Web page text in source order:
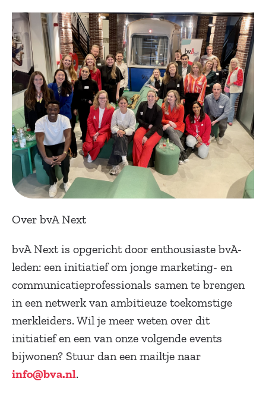
Over bvA Next
bvA Next is opgericht door enthousiaste bvA-
leden: een initiatief om jonge marketing- en
communicatieprofessionals samen te brengen
in een netwerk van ambitieuze toekomstige
merkleiders. Wil je meer weten over dit
initiatief en een van onze volgende events
bijwonen? Stuur dan een mailtje naar
info@bva.nl.